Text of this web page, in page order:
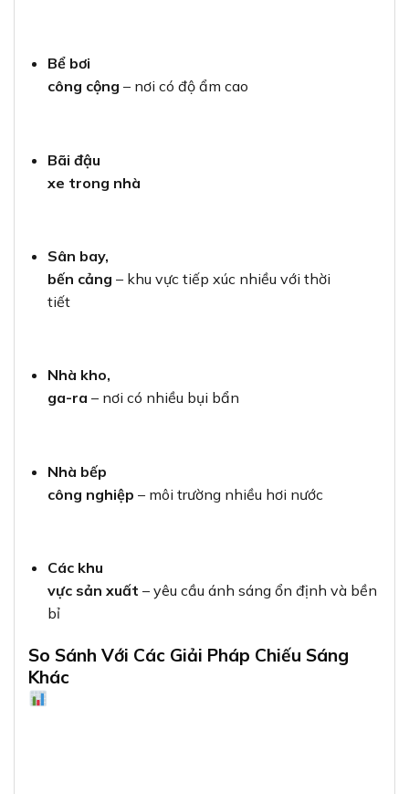
Bể bơi
công cộng – nơi có độ ẩm cao
Bãi đậu
xe trong nhà
Sân bay,
bến cảng – khu vực tiếp xúc nhiều với thời
tiết
Nhà kho,
ga-ra – nơi có nhiều bụi bẩn
Nhà bếp
công nghiệp – môi trường nhiều hơi nước
Các khu
vực sản xuất – yêu cầu ánh sáng ổn định và bền
bỉ
So Sánh Với Các Giải Pháp Chiếu Sáng
Khác